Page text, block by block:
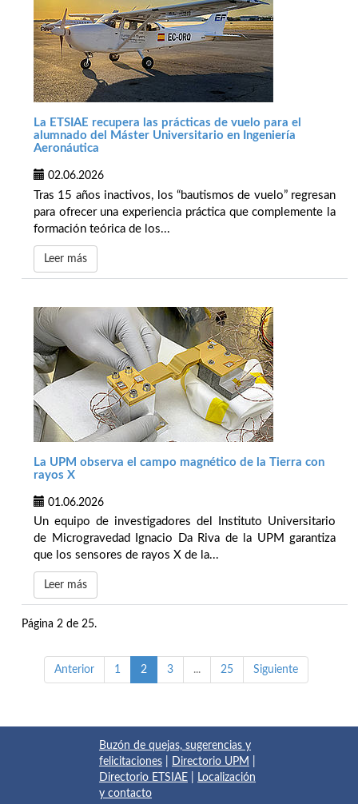
La ETSIAE recupera las prácticas de vuelo para el
alumnado del Máster Universitario en Ingeniería
Aeronáutica
02.06.2026
Tras 15 años inactivos, los “bautismos de vuelo” regresan
para ofrecer una experiencia práctica que complemente la
formación teórica de los...
Leer más
La UPM observa el campo magnético de la Tierra con
rayos X
01.06.2026
Un equipo de investigadores del Instituto Universitario
de Microgravedad Ignacio Da Riva de la UPM garantiza
que los sensores de rayos X de la...
Leer más
Página 2 de 25.
Anterior 1 2 3 ... 25 Siguiente
Buzón de quejas, sugerencias y
felicitaciones
Directorio UPM
Directorio ETSIAE
Localización
y contacto